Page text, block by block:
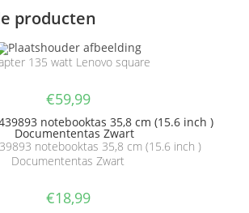
producten
135 watt Lenovo square
€59,99
notebooktas 35,8 cm (15.6 inch )
Documententas Zwart
€18,99